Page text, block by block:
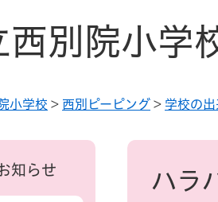
西別院小学
小学校 > 西別ピーピング > 学校の
本
ハラ
知らせ